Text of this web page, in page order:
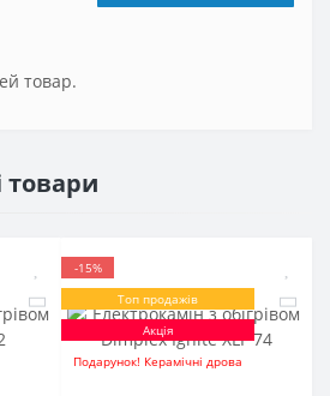
товар.
товари
-15%
Топ продажів
Акція
Подарунок! Керамічні дрова